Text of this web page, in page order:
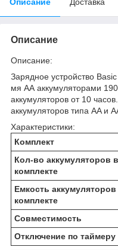
Описание
Описание:
Зарядное устройство
мя AA аккумуляторами
аккумуляторов от 10
аккумуляторов типа AA и
Характеристики:
Комплект
Кол-во аккумуляторов в
комплекте
Емкость аккумуляторов
комплекте
Совместимость
Отключение по таймеру